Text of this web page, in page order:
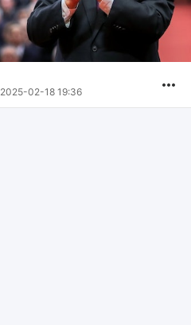
2025-02-18 19:36